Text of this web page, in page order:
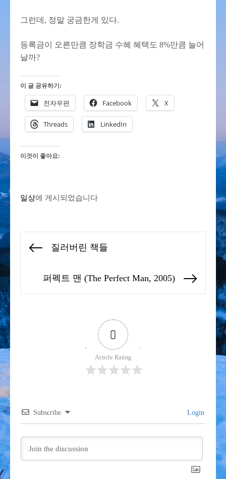
그런데, 정말 궁금한게 있다.
등록금이 오른만큼 장학금 수혜 혜택도 8%만큼 늘어
날까?
이 글 공유하기:
전자우편 Facebook X
Threads LinkedIn
이것이 좋아요:
일상에 게시되었습니다
Previous
질러버린 책들
Next
post:
퍼펙트 맨 (The Perfect Man, 2005)
0
Article Rating
Subscribe Login